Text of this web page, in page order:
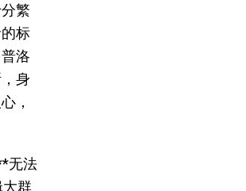
繁
标
洛
身
，
无法
群